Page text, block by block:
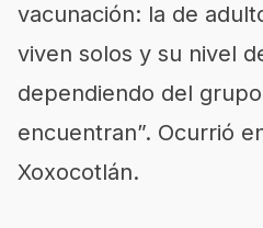
vacunación: la de
viven solos y su nivel
dependiendo del
encuentran”. Ocurrió
Xoxocotlán.